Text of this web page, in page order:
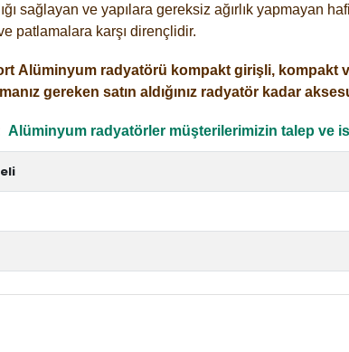
sağlayan ve yapılara gereksiz ağırlık yapmayan
patlamalara karşı dirençlidir.
Alüminyum radyatörü kompakt girişli, kompakt
gereken satın aldığınız radyatör kadar
Alüminyum radyatörler müşterilerimizin talep ve